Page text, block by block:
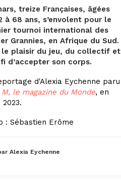
treize Françaises, âgées
à 68 ans, s’envolent pour le
tournoi international des
Grannies, en Afrique du Sud.
le plaisir du jeu, du collectif et
d’accepter son corps.
d'Alexia Eychenne paru
M, le magazine du Monde, en
: Sébastien Erôme
Alexia Eychenne